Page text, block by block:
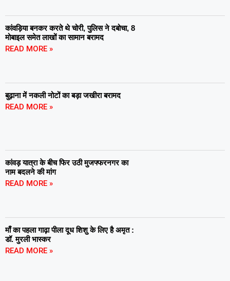
कांवड़िया बनकर करते थे चोरी, पुलिस ने दबोचा, 8
मोबाइल समेत लाखों का सामान बरामद
READ MORE »
बुढ़ाना में नकली नोटों का बड़ा जखीरा बरामद
READ MORE »
कांवड़ यात्रा के बीच फिर उठी मुजफ्फरनगर का
नाम बदलने की मांग
READ MORE »
माँ का पहला गाढ़ा पीला दूध शिशु के लिए है अमृत :
डॉ. मुरली भास्कर
READ MORE »